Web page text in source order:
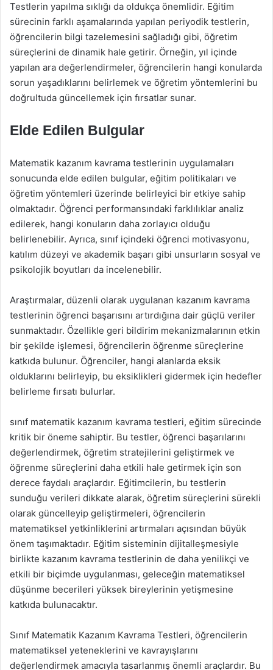
Testlerin yapılma sıklığı da oldukça önemlidir. Eğitim
sürecinin farklı aşamalarında yapılan periyodik testlerin,
öğrencilerin bilgi tazelemesini sağladığı gibi, öğretim
süreçlerini de dinamik hale getirir. Örneğin, yıl içinde
yapılan ara değerlendirmeler, öğrencilerin hangi konularda
sorun yaşadıklarını belirlemek ve öğretim yöntemlerini bu
doğrultuda güncellemek için fırsatlar sunar.
Elde Edilen Bulgular
Matematik kazanım kavrama testlerinin uygulamaları
sonucunda elde edilen bulgular, eğitim politikaları ve
öğretim yöntemleri üzerinde belirleyici bir etkiye sahip
olmaktadır. Öğrenci performansındaki farklılıklar analiz
edilerek, hangi konuların daha zorlayıcı olduğu
belirlenebilir. Ayrıca, sınıf içindeki öğrenci motivasyonu,
katılım düzeyi ve akademik başarı gibi unsurların sosyal ve
psikolojik boyutları da incelenebilir.
Araştırmalar, düzenli olarak uygulanan kazanım kavrama
testlerinin öğrenci başarısını artırdığına dair güçlü veriler
sunmaktadır. Özellikle geri bildirim mekanizmalarının etkin
bir şekilde işlemesi, öğrencilerin öğrenme süreçlerine
katkıda bulunur. Öğrenciler, hangi alanlarda eksik
olduklarını belirleyip, bu eksiklikleri gidermek için hedefler
belirleme fırsatı bulurlar.
sınıf matematik kazanım kavrama testleri, eğitim sürecinde
kritik bir öneme sahiptir. Bu testler, öğrenci başarılarını
değerlendirmek, öğretim stratejilerini geliştirmek ve
öğrenme süreçlerini daha etkili hale getirmek için son
derece faydalı araçlardır. Eğitimcilerin, bu testlerin
sunduğu verileri dikkate alarak, öğretim süreçlerini sürekli
olarak güncelleyip geliştirmeleri, öğrencilerin
matematiksel yetkinliklerini artırmaları açısından büyük
önem taşımaktadır. Eğitim sisteminin dijitalleşmesiyle
birlikte kazanım kavrama testlerinin de daha yenilikçi ve
etkili bir biçimde uygulanması, geleceğin matematiksel
düşünme becerileri yüksek bireylerinin yetişmesine
katkıda bulunacaktır.
Sınıf Matematik Kazanım Kavrama Testleri, öğrencilerin
matematiksel yeteneklerini ve kavrayışlarını
değerlendirmek amacıyla tasarlanmış önemli araçlardır. Bu